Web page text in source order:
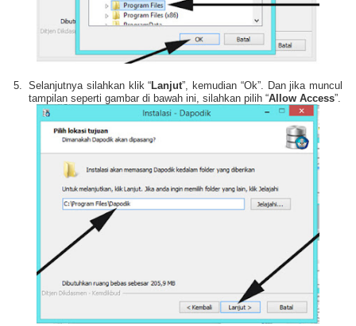
5. Selanjutnya silahkan klik “Lanjut”, kemudian “Ok”. Dan jika muncul
tampilan seperti gambar di bawah ini, silahkan pilih “Allow Access”.